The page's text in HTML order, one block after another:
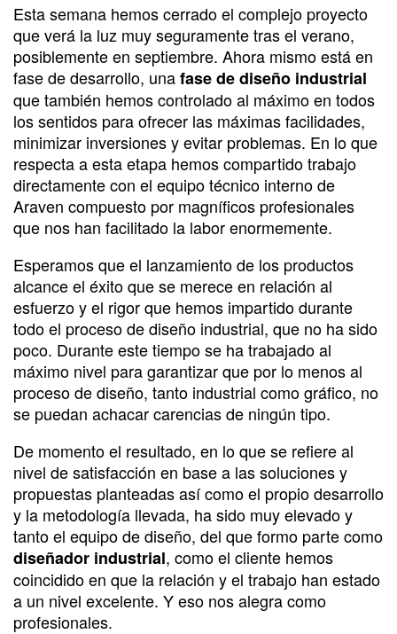
Esta semana hemos cerrado el complejo proyecto
que verá la luz muy seguramente tras el verano,
posiblemente en septiembre. Ahora mismo está en
fase de desarrollo, unafase de diseño industrial
que también hemos controlado al máximo en todos
los sentidos para ofrecer las máximas facilidades,
minimizar inversiones y evitar problemas. En lo que
respecta a esta etapa hemos compartido trabajo
directamente con el equipo técnico interno de
Araven compuesto por magníficos profesionales
que nos han facilitado la labor enormemente.
Esperamos que el lanzamiento de los productos
alcance el éxito que se merece en relación al
esfuerzo y el rigor que hemos impartido durante
todo el proceso de diseño industrial, que no ha sido
poco. Durante este tiempo se ha trabajado al
máximo nivel para garantizar que por lo menos al
proceso de diseño, tanto industrial como gráfico, no
se puedan achacar carencias de ningún tipo.
De momento el resultado, en lo que se refiere al
nivel de satisfacción en base a las soluciones y
propuestas planteadas así como el propio desarrollo
y la metodología llevada, ha sido muy elevado y
tanto el equipo de diseño, del que formo parte como
diseñador industrial, como el cliente hemos
coincidido en que la relación y el trabajo han estado
a un nivel excelente. Y eso nos alegra como
profesionales.